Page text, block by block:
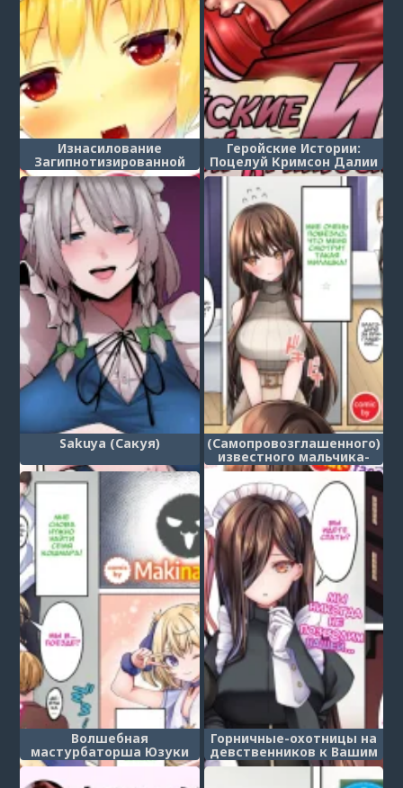
Изнасилование
Загипнотизированной
Флан (Saiminkan Flandre)
Геройские Истории:
Поцелуй Кримсон Далии
(Hero Tales Comics - Kiss
of the Crimson Dahlia)
Sakuya (Сакуя) (Самопровозглашенного)
известного мальчика-
стримера съели. ((Self-
Proclaimed) Famous
Streamer Boy Gets
Devoured.)
Волшебная
мастурбаторша Юзуки
(Magical MasturBabe
Горничные-охотницы на
девственников к Вашим
услугам! (Virgin-Hunter
Maids at Your Service!)